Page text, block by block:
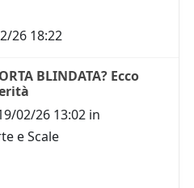
26 18:22
BLINDATA? Ecco
02/26 13:02 in
e Scale